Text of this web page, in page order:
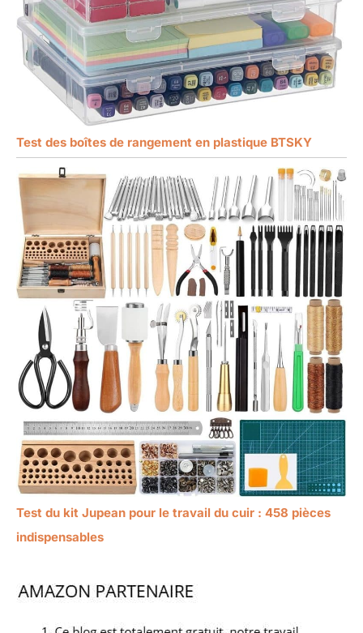
Test des boîtes de rangement en plastique BTSKY
Test du kit Jupean pour le travail du cuir : 458 pièces
indispensables